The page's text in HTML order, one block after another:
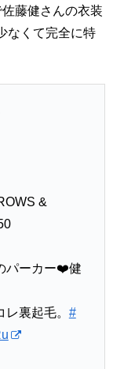
藤健さんの衣装
なくて完全に特
&
パーカー❤️健
裏起毛。 #